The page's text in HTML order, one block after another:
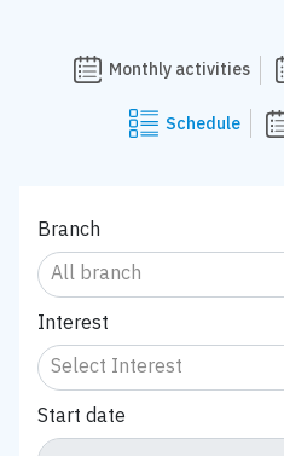
Monthly activities
Schedule
Branch
Interest
Start date